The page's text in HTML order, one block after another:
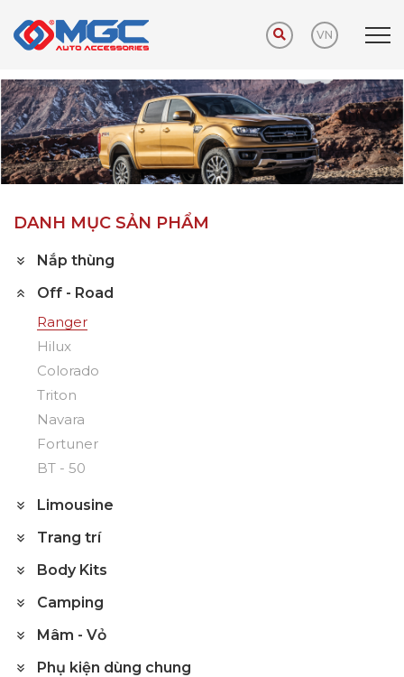
VN
Trang chủ Sản phẩm Off - Road Ranger
DANH MỤC SẢN PHẨM
Nắp thùng
Off - Road
Ranger
Hilux
Colorado
Triton
Navara
Fortuner
BT - 50
Limousine
Trang trí
Body Kits
Camping
Mâm - Vỏ
Phụ kiện dùng chung